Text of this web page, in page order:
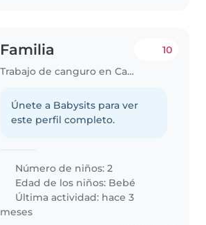
Familia
Trabajo de canguro en Cambrils
10
Únete a Babysits para ver
este perfil completo.
Número de niños: 2
Edad de los niños: Bebé
Última actividad: hace 3
meses